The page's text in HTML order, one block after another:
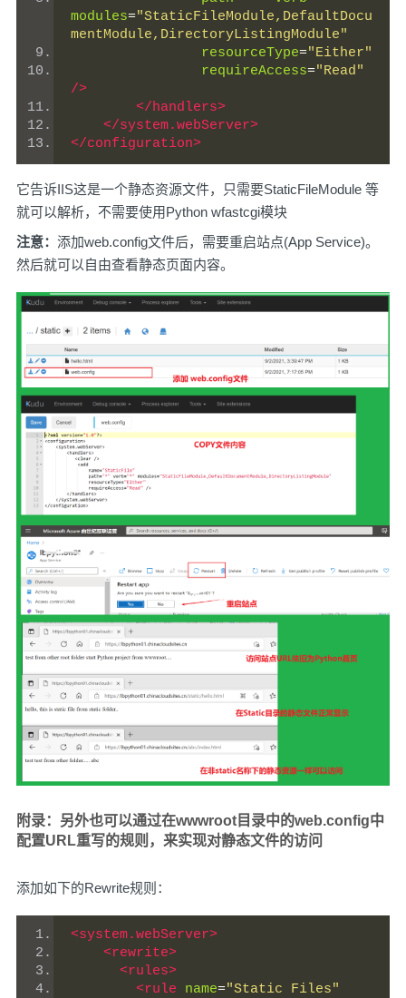
modules="StaticFileModule,DefaultDocu
mentModule,DirectoryListingModule"
resourceType="Either"
requireAccess="Read"
/>
</handlers>
</system.webServer>
</configuration>
它告诉IIS这是一个静态资源文件，只需要StaticFileModule 等
就可以解析，不需要使用Python wfastcgi模块
注意： 添加web.config文件后，需要重启站点(App Service)。
然后就可以自由查看静态页面内容。
附录：另外也可以通过在wwwroot目录中的web.config中
配置URL重写的规则，来实现对静态文件的访问
添加如下的Rewrite规则：
<system.webServer>
<rewrite>
<rules>
<rule
name="Static Files"